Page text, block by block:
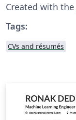
Created with the
Tags:
CVs and résumés